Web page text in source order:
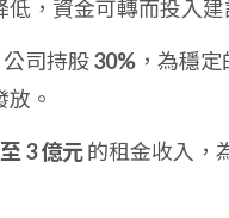
，資金可轉而投入建
公司持股30% ，為穩
。
3 億元的租金收入，